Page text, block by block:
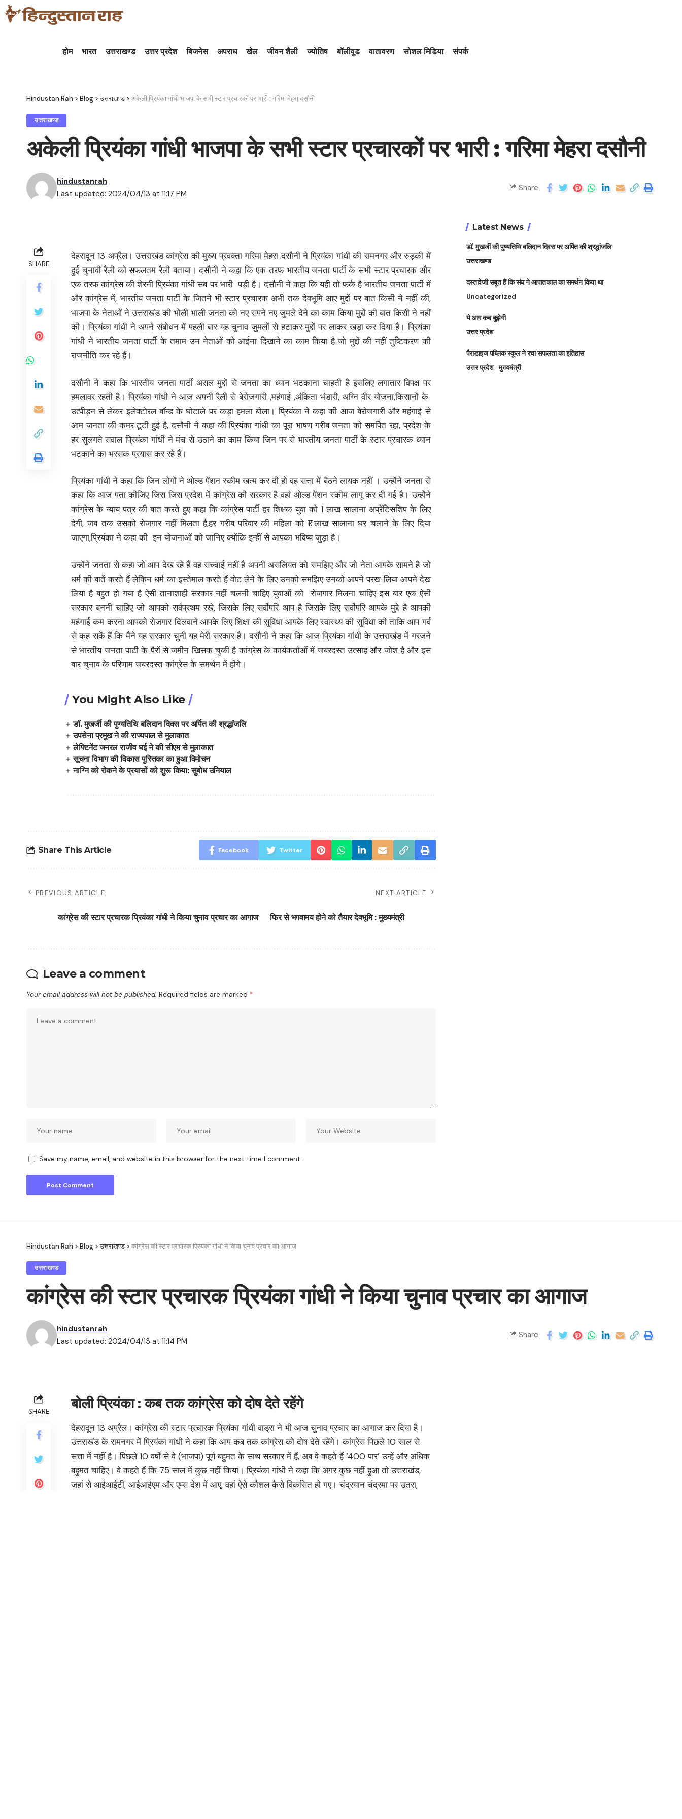
होम भारत उत्तराखण्ड उत्तर प्रदेश बिजनेस अपराध खेल जीवन शैली ज्योतिष बॉलीवुड वातावरण सोशल मिडिया संपर्क
Hindustan Rah > Blog >उत्तराखण्ड > अकेली प्रियंका गांधी भाजपा के सभी स्टार प्रचारकों पर भारी : गरिमा मेहरा दसौनी
उत्तराखण्ड
अकेली प्रियंका गांधी भाजपा के सभी स्टार प्रचारकों पर भारी : गरिमा मेहरा दसौनी
Last updated: 2024/04/13 at 11:17 PM
hindustanrah
Share
SHARE
देहरादून 13 अप्रैल। उत्तराखंड कांग्रेस की मुख्य प्रवक्ता गरिमा मेहरा दसौनी ने प्रियंका गांधी की रामनगर और रुड़की में
हुई चुनावी रैली को सफलतम रैली बताया। दसौनी ने कहा कि एक तरफ भारतीय जनता पार्टी के सभी स्टार प्रचारक और
एक तरफ कांग्रेस की शेरनी प्रियंका गांधी सब पर भारी पड़ी है। दसौनी ने कहा कि यही तो फर्क है भारतीय जनता पार्टी में
और कांग्रेस में, भारतीय जनता पार्टी के जितने भी स्टार प्रचारक अभी तक देवभूमि आए मुद्दों पर बात किसी ने नहीं की,
भाजपा के नेताओं ने उत्तराखंड की भोली भाली जनता को नए सपने नए जुमले देने का काम किया मुद्दों की बात किसी ने नहीं
की। प्रियंका गांधी ने अपने संबोधन में पहली बार यह चुनाव जुमलों से हटाकर मुद्दों पर लाकर खड़ा कर दिया है। प्रियंका
गांधी ने भारतीय जनता पार्टी के तमाम उन नेताओं को आईना दिखाने का काम किया है जो मुद्दों की नहीं तुष्टिकरण की
राजनीति कर रहे हैं।
दसौनी ने कहा कि भारतीय जनता पार्टी असल मुद्दों से जनता का ध्यान भटकाना चाहती है इसलिए लगातार विपक्ष पर
हमलावर रहती है। प्रियंका गांधी ने आज अपनी रैली से बेरोजगारी ,महंगाई ,अंकिता भंडारी, अग्नि वीर योजना,किसानों के
उत्पीड़न से लेकर इलेक्टोरल बॉन्ड के घोटाले पर कड़ा हमला बोला। प्रियंका ने कहा की आज बेरोजगारी और महंगाई से
आम जनता की कमर टूटी हुई है, दसौनी ने कहा की प्रियंका गांधी का पूरा भाषण गरीब जनता को समर्पित रहा, प्रदेश के
हर सुलगते सवाल प्रियंका गांधी ने मंच से उठाने का काम किया जिन पर से भारतीय जनता पार्टी के स्टार प्रचारक ध्यान
भटकाने का भरसक प्रयास कर रहे हैं।
प्रियंका गांधी ने कहा कि जिन लोगों ने ओल्ड पेंशन स्कीम खत्म कर दी हो वह सत्ता में बैठने लायक नहीं । उन्होंने जनता से
कहा कि आज पता कीजिए जिस जिस प्रदेश में कांग्रेस की सरकार है वहां ओल्ड पेंशन स्कीम लागू कर दी गई है। उन्होंने
कांग्रेस के न्याय पत्र की बात करते हुए कहा कि कांग्रेस पार्टी हर शिक्षक युवा को 1 लाख सालाना अप्रेंटिसशिप के लिए
देगी, जब तक उसको रोजगार नहीं मिलता है,हर गरीब परिवार की महिला को ₹1 लाख सालाना घर चलाने के लिए दिया
जाएगा,प्रियंका ने कहा की इन योजनाओं को जानिए क्योंकि इन्हीं से आपका भविष्य जुड़ा है।
उन्होंने जनता से कहा जो आप देख रहे हैं वह सच्चाई नहीं है अपनी असलियत को समझिए और जो नेता आपके सामने है जो
धर्म की बातें करते हैं लेकिन धर्म का इस्तेमाल करते हैं वोट लेने के लिए उनको समझिए उनको आपने परख लिया आपने देख
लिया है बहुत हो गया है ऐसी तानाशाही सरकार नहीं चलनी चाहिए युवाओं को रोजगार मिलना चाहिए इस बार एक ऐसी
सरकार बननी चाहिए जो आपको सर्वप्रथम रखे, जिसके लिए सर्वोपरि आप है जिसके लिए सर्वोपरि आपके मुद्दे है आपकी
महंगाई कम करना आपको रोजगार दिलवाने आपके लिए शिक्षा की सुविधा आपके लिए स्वास्थ्य की सुविधा की ताकि आप गर्व
से कह सकें हैं कि मैंने यह सरकार चुनी यह मेरी सरकार है। दसौनी ने कहा कि आज प्रियंका गांधी के उत्तराखंड में गरजने
से भारतीय जनता पार्टी के पैरों से जमीन खिसक चुकी है कांग्रेस के कार्यकर्ताओं में जबरदस्त उत्साह और जोश है और इस
बार चुनाव के परिणाम जबरदस्त कांग्रेस के समर्थन में होंगे।
You Might Also Like
डॉ. मुखर्जी की पुण्यतिथि बलिदान दिवस पर अर्पित की श्रद्धांजलि
उपसेना प्रमुख ने की राज्यपाल से मुलाकात
लेफ्टिनेंट जनरल राजीव घई ने की सीएम से मुलाकात
सूचना विभाग की विकास पुस्तिका का हुआ विमोचन
नाग्नि को रोकने के प्रयासों को शुरू किया: सुबोध उनियाल
Share This Article Facebook Twitter
PREVIOUS ARTICLE
कांग्रेस की स्टार प्रचारक प्रियंका गांधी ने किया चुनाव प्रचार का आगाज
NEXT ARTICLE
फिर से भगवामय होने को तैयार देवभूमि : मुख्यमंत्री
Leave a comment
Your email address will not be published. Required fields are marked *
Save my name, email, and website in this browser for the next time I comment.
Latest News
डॉ. मुखर्जी की पुण्यतिथि बलिदान दिवस पर अर्पित की श्रद्धांजलि
उत्तराखण्ड
दस्तावेजी सबूत हैं कि संघ ने आपातकाल का समर्थन किया था
Uncategorized
ये आग कब बुझेगी
उत्तर प्रदेश
पैराडाइज पब्लिक स्कूल ने रचा सफलता का इतिहास
उत्तर प्रदेश मुख्यमंत्री
Hindustan Rah > Blog >उत्तराखण्ड > कांग्रेस की स्टार प्रचारक प्रियंका गांधी ने किया चुनाव प्रचार का आगाज
उत्तराखण्ड
कांग्रेस की स्टार प्रचारक प्रियंका गांधी ने किया चुनाव प्रचार का आगाज
Last updated: 2024/04/13 at 11:14 PM
hindustanrah
Share
SHARE बोली प्रियंका : कब तक कांग्रेस को दोष देते रहेंगे
देहरादून 13 अप्रैल। कांग्रेस की स्टार प्रचारक प्रियंका गांधी वाड्रा ने भी आज चुनाव प्रचार का आगाज कर दिया है।
उत्तराखंड के रामनगर में प्रियंका गांधी ने कहा कि आप कब तक कांग्रेस को दोष देते रहेंगे। कांग्रेस पिछले 10 साल से
सत्ता में नहीं है। पिछले 10 वर्षों से वे (भाजपा) पूर्ण बहुमत के साथ सरकार में हैं, अब वे कहते हैं ‘400 पार’ उन्हें और अधिक
बहुमत चाहिए। वे कहते हैं कि 75 साल में कुछ नहीं किया। प्रियंका गांधी ने कहा कि अगर कुछ नहीं हुआ तो उत्तराखंड,
जहां से आईआईटी, आईआईएम और एम्स देश में आए, वहां ऐसे कौशल कैसे विकसित हो गए। चंद्रयान चंद्रमा पर उतरा,